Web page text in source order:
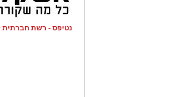
נטיפס - רשת חברתית